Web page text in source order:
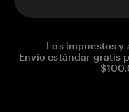
Los impuestos y
Envío estándar gratis